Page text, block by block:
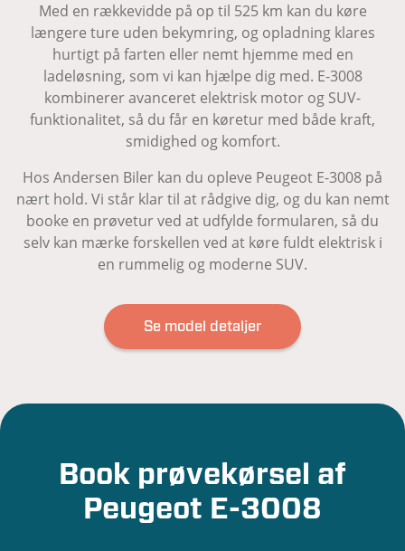
Med en rækkevidde på op til 525 km kan du køre
længere ture uden bekymring, og opladning klares
hurtigt på farten eller nemt hjemme med en
ladeløsning, som vi kan hjælpe dig med. E-3008
kombinerer avanceret elektrisk motor og SUV-
funktionalitet, så du får en køretur med både kraft,
smidighed og komfort.
Hos Andersen Biler kan du opleve Peugeot E-3008 på
nært hold. Vi står klar til at rådgive dig, og du kan nemt
booke en prøvetur ved at udfylde formularen, så du
selv kan mærke forskellen ved at køre fuldt elektrisk i
en rummelig og moderne SUV.
Se model detaljer
Book prøvekørsel af
Peugeot E-3008